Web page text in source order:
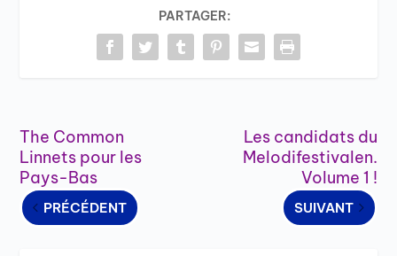
PARTAGER:
The Common
Linnets pour les
Pays-Bas
PRÉCÉDENT
Les candidats du
Melodifestivalen.
Volume 1 !
SUIVANT